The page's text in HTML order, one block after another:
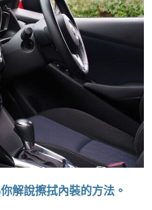
解說擦拭內裝的方法。